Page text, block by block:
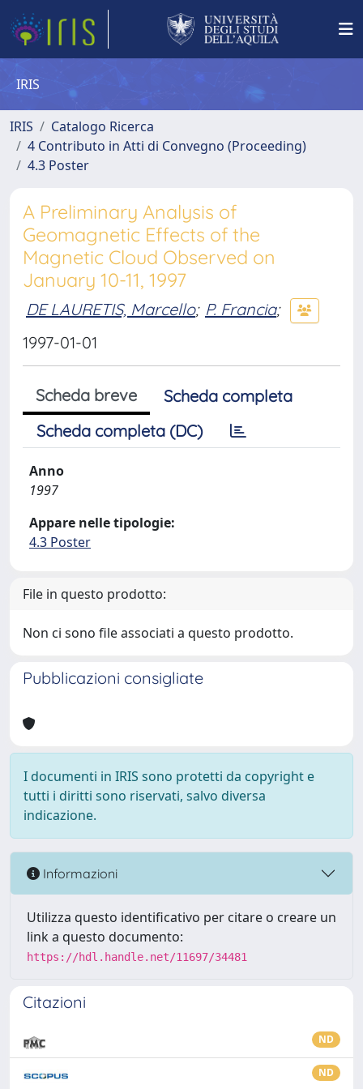
IRIS
IRIS
Catalogo Ricerca
4 Contributo in Atti di Convegno (Proceeding)
4.3 Poster
A Preliminary Analysis of
Geomagnetic Effects of the
Magnetic Cloud Observed on
January 10-11, 1997
DE LAURETIS, Marcello; P. Francia;
1997-01-01
Scheda breve
Scheda completa
Scheda completa (DC)
Anno
1997
Appare nelle tipologie:
4.3 Poster
File in questo prodotto:
Non ci sono file associati a questo prodotto.
Pubblicazioni consigliate
I documenti in IRIS sono protetti da copyright e
tutti i diritti sono riservati, salvo diversa
indicazione.
Informazioni
Utilizza questo identificativo per citare o creare un
link a questo documento:
https://hdl.handle.net/11697/34481
Citazioni
ND
ND